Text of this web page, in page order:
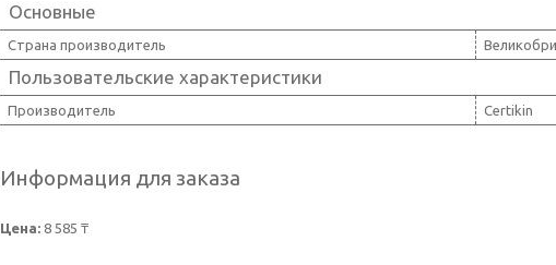
Основные
Страна производитель
Пользовательские характеристики
Производитель Certikin
Информация для заказа
Цена: 8 585 ₸